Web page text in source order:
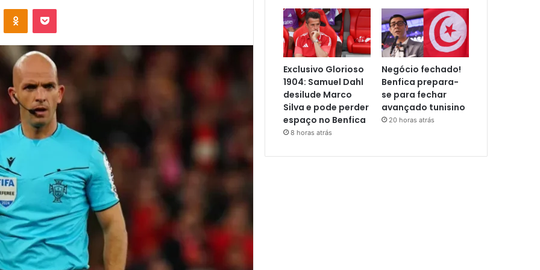
OK Pocket
Exclusivo Glorioso
1904: Samuel Dahl
desilude Marco
Silva e pode perder
espaço no Benfica
8 horas atrás
Negócio fechado!
Benfica prepara-
se para fechar
avançado tunisino
20 horas atrás